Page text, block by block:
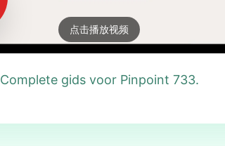
点击播放视频
Complete gids voor Pinpoint 733.